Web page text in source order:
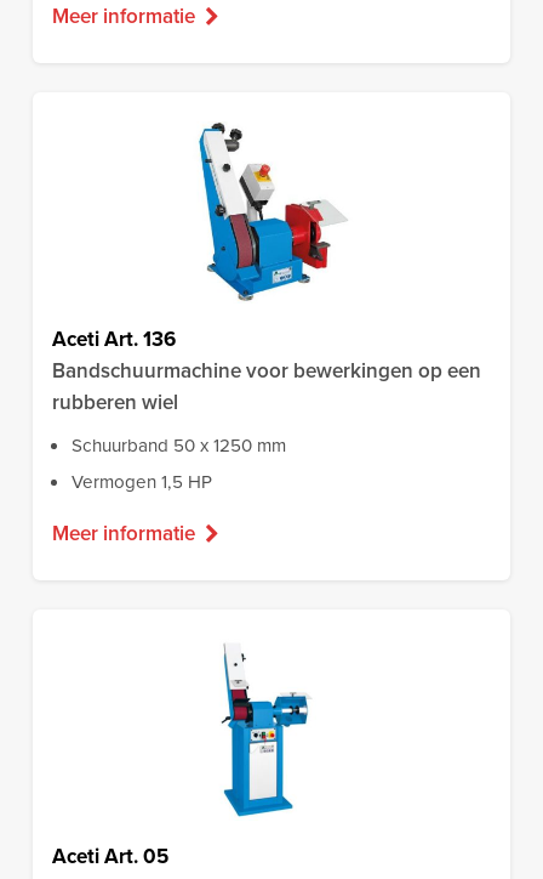
Meer informatie
Aceti Art. 136
Bandschuurmachine voor bewerkingen op een
rubberen wiel
Schuurband 50 x 1250 mm
Vermogen 1,5 HP
Meer informatie
Aceti Art. 05